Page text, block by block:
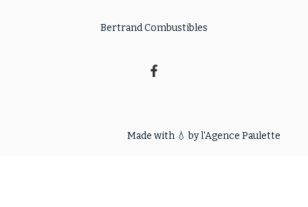
Bertrand Combustibles
Made with 💧 by l'Agence Paulette